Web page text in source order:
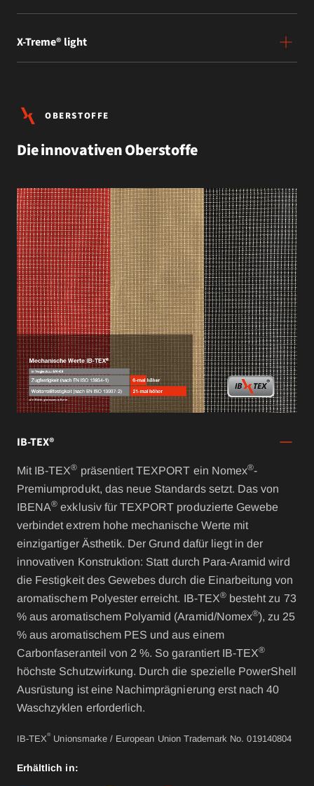
X-Treme® light
OBERSTOFFE
Die innovativen Oberstoffe
IB-TEX®
Mit IB-TEX® präsentiert TEXPORT ein Nomex®-
Premiumprodukt, das neue Standards setzt. Das von
IBENA® exklusiv für TEXPORT produzierte Gewebe
verbindet extrem hohe mechanische Werte mit
einzigartiger Ästhetik. Der Grund dafür liegt in der
innovativen Konstruktion: Statt durch Para-Aramid wird
die Festigkeit des Gewebes durch die Einarbeitung von
aromatischem Polyester erreicht. IB-TEX®besteht zu 73
% aus aromatischem Polyamid (Aramid/Nomex®), zu 25
% aus aromatischem PES und aus einem
Carbonfaseranteil von 2 %. So garantiert IB-TEX®
höchste Schutzwirkung. Durch die spezielle PowerShell
Ausrüstung ist eine Nachimprägnierung erst nach 40
Waschzyklen erforderlich.
IB-TEX® Unionsmarke / European Union Trademark No. 019140804
Erhältlich in: